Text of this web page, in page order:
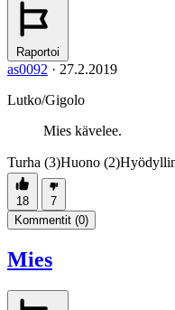
Raportoi
as0092 · 27.2.2019
Lutko/Gigolo
Mies kävelee.
Turha (3)Huono (2)
18
7
Kommentit (0)
Mies